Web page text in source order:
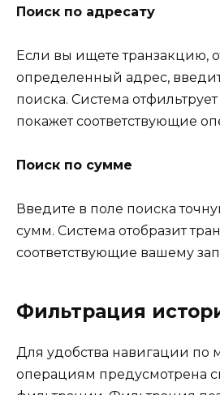
Поиск по адресату
Если вы ищете транзакцию,
определенный адрес,
поиска. Система отфильтрует
покажет соответствующие
Поиск по сумме
Введите в поле поиска
сумм. Система отобразит
соответствующие вашему
Фильтрация
Для удобства навигации по
операциям предусмотрена